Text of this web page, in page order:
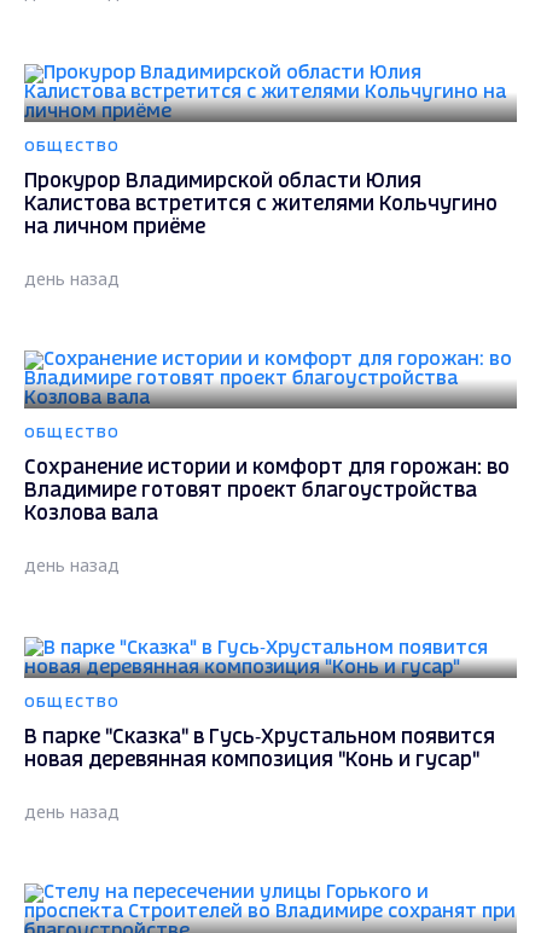
ОБЩЕСТВО
Прокурор Владимирской области Юлия
Калистова встретится с жителями Кольчугино
на личном приёме
день назад
ОБЩЕСТВО
Сохранение истории и комфорт для горожан: во
Владимире готовят проект благоустройства
Козлова вала
день назад
ОБЩЕСТВО
В парке "Сказка" в Гусь‑Хрустальном появится
новая деревянная композиция "Конь и гусар"
день назад